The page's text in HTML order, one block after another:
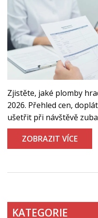
Zjistěte, jaké plomby
2026. Přehled cen,
ušetřit při návštěvě
ZOBRAZIT VÍCE
KATEGORIE